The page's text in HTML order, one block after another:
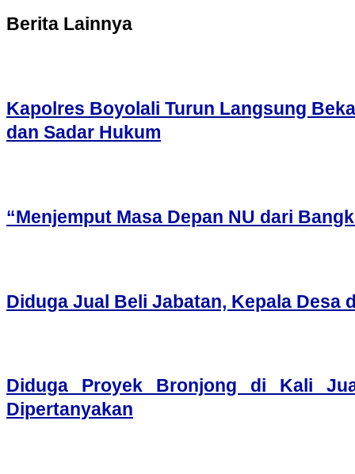
Berita Lainnya
Kapolres Boyolali Turun Langsung
dan Sadar Hukum
“Menjemput Masa Depan NU dari
Diduga Jual Beli Jabatan, Kepala Desa
Diduga Proyek Bronjong di Kali
Dipertanyakan